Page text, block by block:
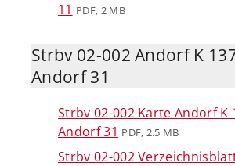
11 PDF, 2 MB
Strbv 02-002 Andorf K
Andorf 31
Strbv 02-002 Karte Andorf K
Andorf 31 PDF, 2.5 MB
Strbv 02-002